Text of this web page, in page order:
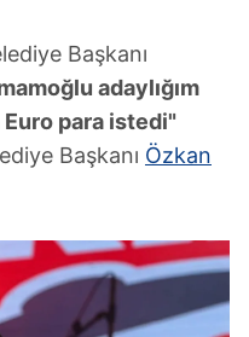
Başkanı
adaylığım
Euro para istedi"
Başkanı Özkan